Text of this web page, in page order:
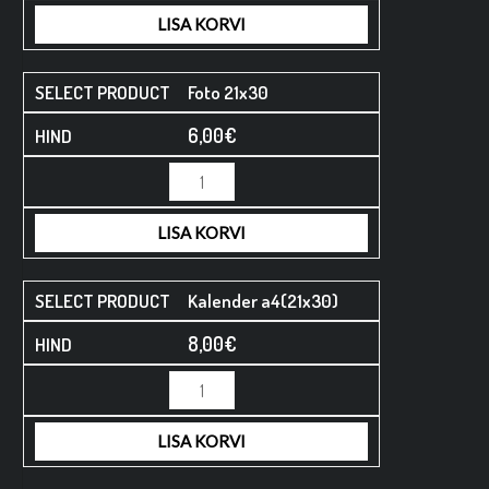
LISA KORVI
Foto 21x30
6,00€
LISA KORVI
Kalender a4(21x30)
8,00€
LISA KORVI